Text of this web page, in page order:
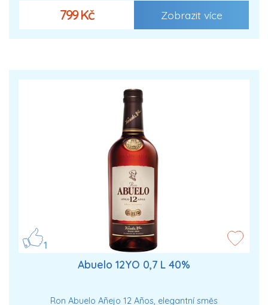
799 Kč Zobrazit více
1
Abuelo 12YO 0,7 L 40%
Ron Abuelo Añejo 12 Años, elegantní směs